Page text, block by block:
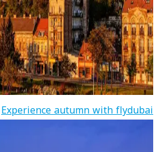
Experience autumn with flydubai